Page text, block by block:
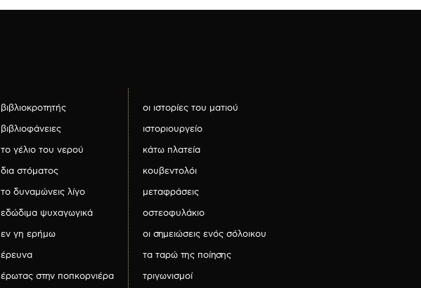
βιβλιοκροτητής
βιβλιοφάνειες
το γέλιο του νερού
δια στόματος
το δυναμώνεις λίγο
εδώδιμα ψυχαγωγικά
εν γη ερήμω
έρευνα
έρωτας στην ποπκορνιέρα
οι ιστορίες του ματιού
ιστοριουργείο
κάτω πλατεία
κουβεντολόι
μεταφράσεις
οστεοφυλάκιο
οι σημειώσεις ενός σόλοικου
τα ταρώ της ποίησης
τριγωνισμοί